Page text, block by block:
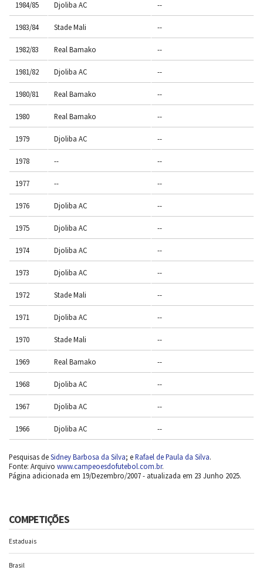
1984/85 Djoliba AC --
1983/84 Stade Mali --
1982/83 Real Bamako --
1981/82 Djoliba AC --
1980/81 Real Bamako --
1980 Real Bamako --
1979 Djoliba AC --
1978 -- --
1977 -- --
1976 Djoliba AC --
1975 Djoliba AC --
1974 Djoliba AC --
1973 Djoliba AC --
1972 Stade Mali --
1971 Djoliba AC --
1970 Stade Mali --
1969 Real Bamako --
1968 Djoliba AC --
1967 Djoliba AC --
1966 Djoliba AC --
Pesquisas deSidney Barbosa da Silva; eRafael de Paula da Silva.
Fonte: Arquivo www.campeoesdofutebol.com.br.
Página adicionada em 19/Dezembro/2007 - atualizada em 23 Junho 2025.
COMPETIÇÕES
Estaduais
Brasil